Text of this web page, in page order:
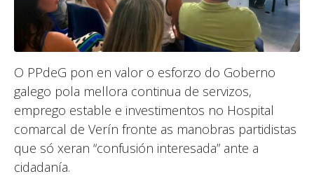
O PPdeG pon en valor o esforzo do Goberno
galego pola mellora continua de servizos,
emprego estable e investimentos no Hospital
comarcal de Verín fronte as manobras partidistas
que só xeran “confusión interesada” ante a
cidadanía.